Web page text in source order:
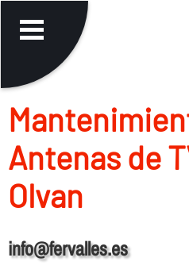
Antenas de
Olvan
info@fervalles.es